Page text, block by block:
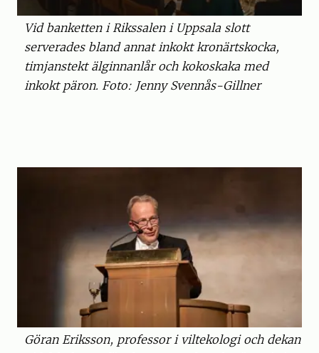
Vid banketten i Rikssalen i Uppsala slott
serverades bland annat inkokt kronärtskocka,
timjanstekt älginnanlår och kokoskaka med
inkokt päron. Foto: Jenny Svennås-Gillner
Göran Eriksson, professor i viltekologi och dekan